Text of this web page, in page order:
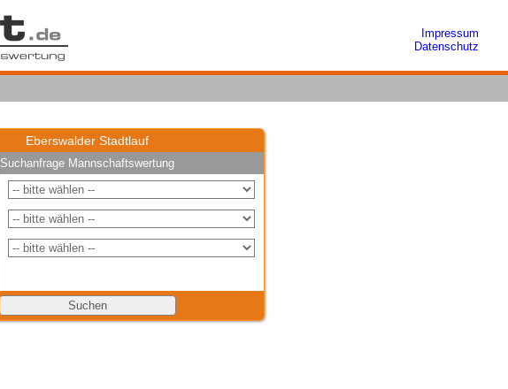
Impressum
Datenschutz
Eberswalder Stadtlauf
Suchanfrage Mannschaftswertung